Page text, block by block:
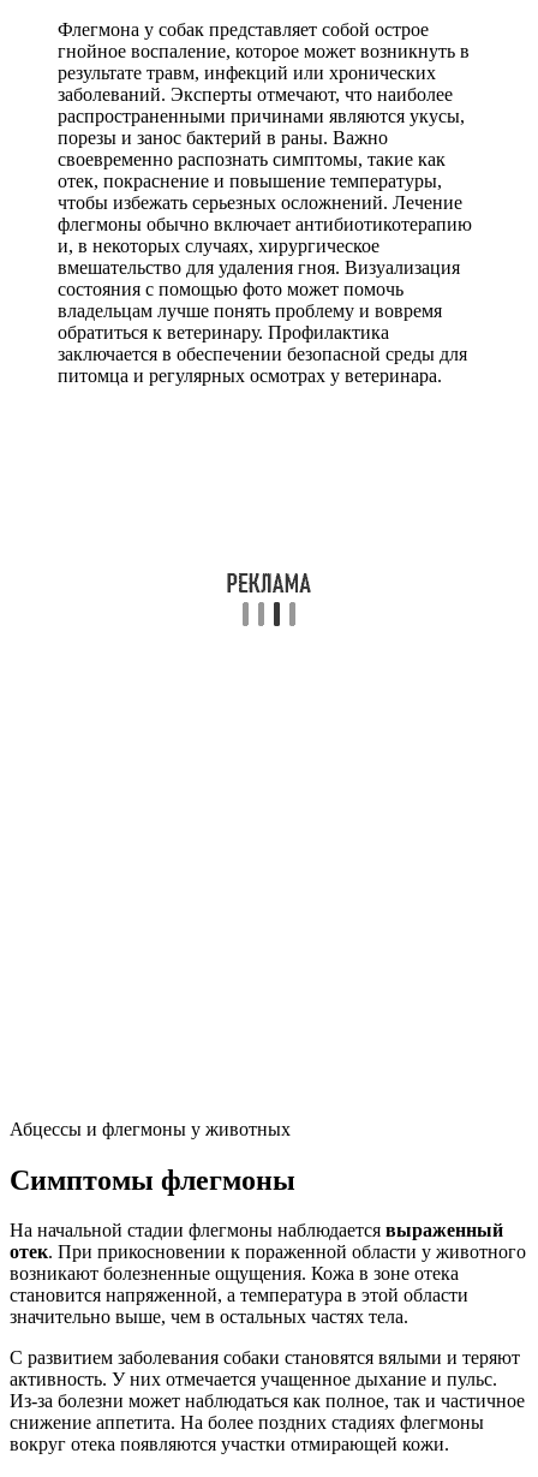
Флегмона у собак представляет собой острое
гнойное воспаление, которое может возникнуть в
результате травм, инфекций или хронических
заболеваний. Эксперты отмечают, что наиболее
распространенными причинами являются укусы,
порезы и занос бактерий в раны. Важно
своевременно распознать симптомы, такие как
отек, покраснение и повышение температуры,
чтобы избежать серьезных осложнений. Лечение
флегмоны обычно включает антибиотикотерапию
и, в некоторых случаях, хирургическое
вмешательство для удаления гноя. Визуализация
состояния с помощью фото может помочь
владельцам лучше понять проблему и вовремя
обратиться к ветеринару. Профилактика
заключается в обеспечении безопасной среды для
питомца и регулярных осмотрах у ветеринара.
Абцессы и флегмоны у животных
Симптомы флегмоны
На начальной стадии флегмоны наблюдается выраженный
отек. При прикосновении к пораженной области у животного
возникают болезненные ощущения. Кожа в зоне отека
становится напряженной, а температура в этой области
значительно выше, чем в остальных частях тела.
С развитием заболевания собаки становятся вялыми и теряют
активность. У них отмечается учащенное дыхание и пульс.
Из-за болезни может наблюдаться как полное, так и частичное
снижение аппетита. На более поздних стадиях флегмоны
вокруг отека появляются участки отмирающей кожи.